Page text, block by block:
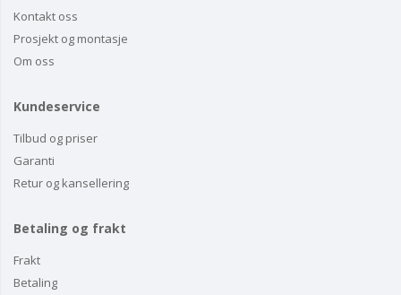
Kontakt oss
Prosjekt og montasje
Om oss
Kundeservice
Tilbud og priser
Garanti
Retur og kansellering
Betaling og frakt
Frakt
Betaling